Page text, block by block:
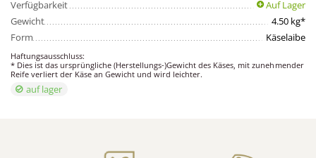
Verfügbarkeit
Auf Lager
Gewicht
4.50 kg*
Form
Käselaibe
Haftungsausschluss:
* Dies ist das ursprüngliche (Herstellungs-)Gewicht des Käses, mit zunehmender
Reife verliert der Käse an Gewicht und wird leichter.
auf lager